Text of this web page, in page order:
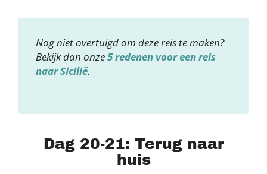
Nog niet overtuigd om deze reis te maken?
Bekijk dan onze5 redenen voor een reis
naar Sicilië.
Dag 20-21: Terug naar
huis